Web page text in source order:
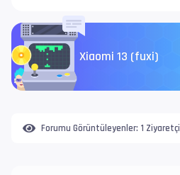
Xiaomi 13 (fuxi)
Forumu Görüntüleyenler: 1 Ziyaretçi